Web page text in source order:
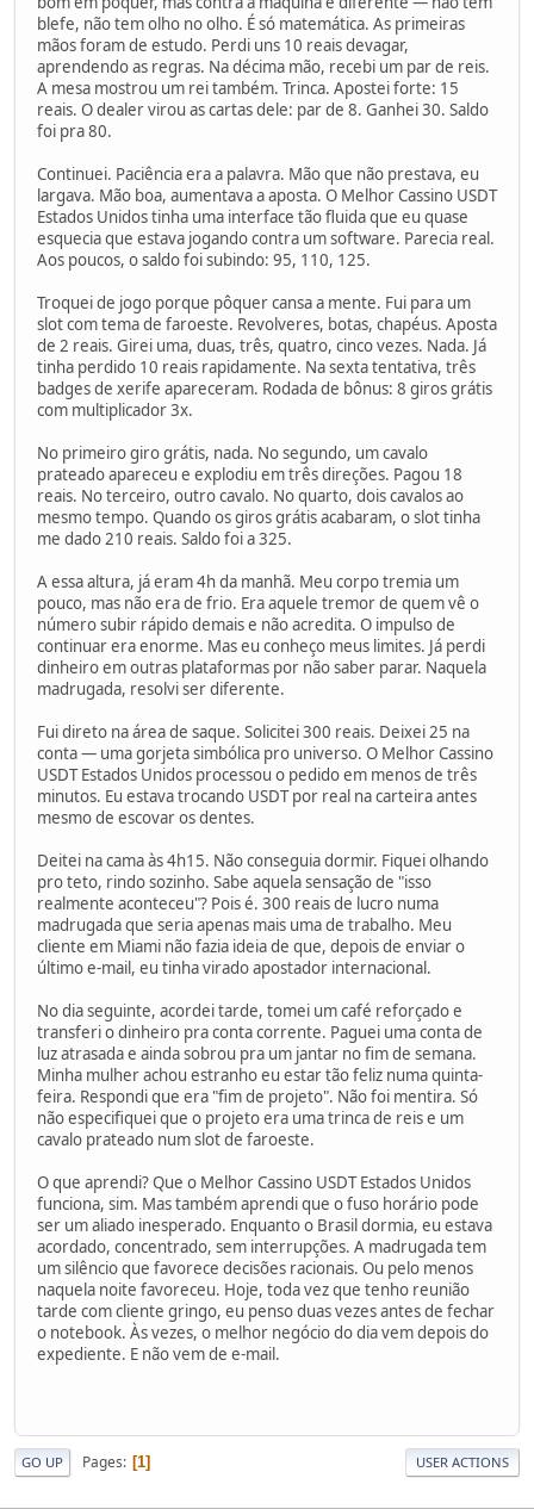
blefe, não tem olho no olho. É só matemática. As primeiras
mãos foram de estudo. Perdi uns 10 reais devagar,
aprendendo as regras. Na décima mão, recebi um par de reis.
A mesa mostrou um rei também. Trinca. Apostei forte: 15
reais. O dealer virou as cartas dele: par de 8. Ganhei 30. Saldo
foi pra 80.
Continuei. Paciência era a palavra. Mão que não prestava, eu
largava. Mão boa, aumentava a aposta. O Melhor Cassino USDT
Estados Unidos tinha uma interface tão fluida que eu quase
esquecia que estava jogando contra um software. Parecia real.
Aos poucos, o saldo foi subindo: 95, 110, 125.
Troquei de jogo porque pôquer cansa a mente. Fui para um
slot com tema de faroeste. Revolveres, botas, chapéus. Aposta
de 2 reais. Girei uma, duas, três, quatro, cinco vezes. Nada. Já
tinha perdido 10 reais rapidamente. Na sexta tentativa, três
badges de xerife apareceram. Rodada de bônus: 8 giros grátis
com multiplicador 3x.
No primeiro giro grátis, nada. No segundo, um cavalo
prateado apareceu e explodiu em três direções. Pagou 18
reais. No terceiro, outro cavalo. No quarto, dois cavalos ao
mesmo tempo. Quando os giros grátis acabaram, o slot tinha
me dado 210 reais. Saldo foi a 325.
A essa altura, já eram 4h da manhã. Meu corpo tremia um
pouco, mas não era de frio. Era aquele tremor de quem vê o
número subir rápido demais e não acredita. O impulso de
continuar era enorme. Mas eu conheço meus limites. Já perdi
dinheiro em outras plataformas por não saber parar. Naquela
madrugada, resolvi ser diferente.
Fui direto na área de saque. Solicitei 300 reais. Deixei 25 na
conta — uma gorjeta simbólica pro universo. O Melhor Cassino
USDT Estados Unidos processou o pedido em menos de três
minutos. Eu estava trocando USDT por real na carteira antes
mesmo de escovar os dentes.
Deitei na cama às 4h15. Não conseguia dormir. Fiquei olhando
pro teto, rindo sozinho. Sabe aquela sensação de "isso
realmente aconteceu"? Pois é. 300 reais de lucro numa
madrugada que seria apenas mais uma de trabalho. Meu
cliente em Miami não fazia ideia de que, depois de enviar o
último e-mail, eu tinha virado apostador internacional.
No dia seguinte, acordei tarde, tomei um café reforçado e
transferi o dinheiro pra conta corrente. Paguei uma conta de
luz atrasada e ainda sobrou pra um jantar no fim de semana.
Minha mulher achou estranho eu estar tão feliz numa quinta-
feira. Respondi que era "fim de projeto". Não foi mentira. Só
não especifiquei que o projeto era uma trinca de reis e um
cavalo prateado num slot de faroeste.
O que aprendi? Que o Melhor Cassino USDT Estados Unidos
funciona, sim. Mas também aprendi que o fuso horário pode
ser um aliado inesperado. Enquanto o Brasil dormia, eu estava
acordado, concentrado, sem interrupções. A madrugada tem
um silêncio que favorece decisões racionais. Ou pelo menos
naquela noite favoreceu. Hoje, toda vez que tenho reunião
tarde com cliente gringo, eu penso duas vezes antes de fechar
o notebook. Às vezes, o melhor negócio do dia vem depois do
expediente. E não vem de e-mail.
GO UP Pages 1 USER ACTIONS